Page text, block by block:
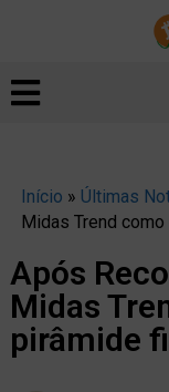
Início » Últimas
Midas Trend
Após
Midas
pirâmide